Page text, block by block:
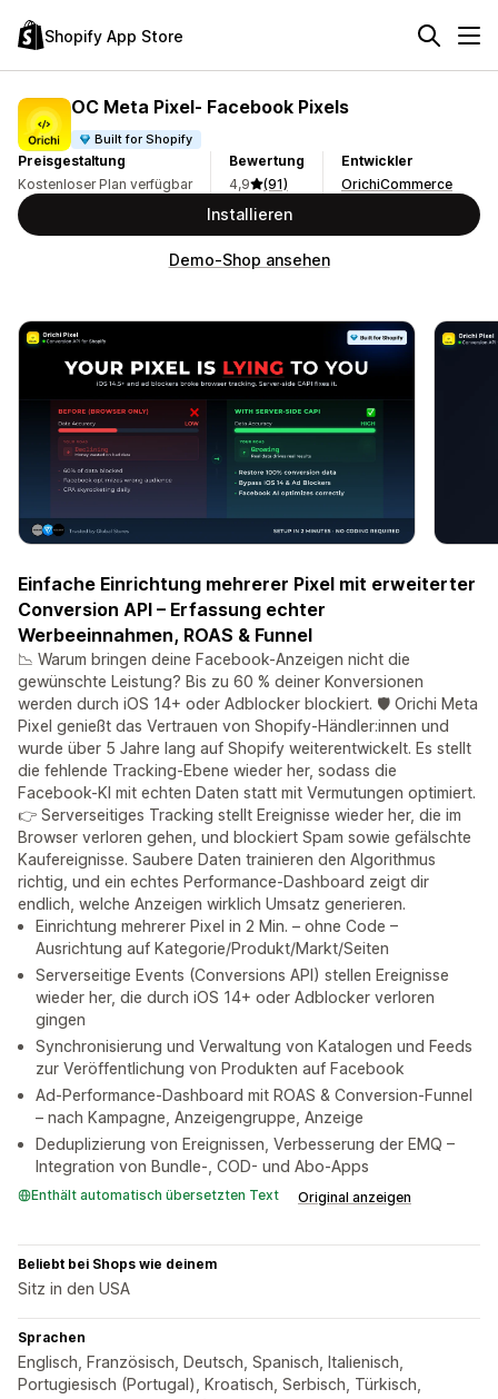
Shopify App Store
OC Meta Pixel‑ Facebook Pixels
Built for Shopify
Preisgestaltung
Kostenloser Plan verfügbar
Bewertung
4,9
(91)
Entwickler
OrichiCommerce
Installieren
Demo-Shop ansehen
Einfache Einrichtung mehrerer Pixel mit erweiterter
Conversion API – Erfassung echter
Werbeeinnahmen, ROAS & Funnel
📉 Warum bringen deine Facebook-Anzeigen nicht die
gewünschte Leistung? Bis zu 60 % deiner Konversionen
werden durch iOS 14+ oder Adblocker blockiert. 🛡️ Orichi Meta
Pixel genießt das Vertrauen von Shopify-Händler:innen und
wurde über 5 Jahre lang auf Shopify weiterentwickelt. Es stellt
die fehlende Tracking-Ebene wieder her, sodass die
Facebook-KI mit echten Daten statt mit Vermutungen optimiert.
👉 Serverseitiges Tracking stellt Ereignisse wieder her, die im
Browser verloren gehen, und blockiert Spam sowie gefälschte
Kaufereignisse. Saubere Daten trainieren den Algorithmus
richtig, und ein echtes Performance-Dashboard zeigt dir
endlich, welche Anzeigen wirklich Umsatz generieren.
Einrichtung mehrerer Pixel in 2 Min. – ohne Code –
Ausrichtung auf Kategorie/Produkt/Markt/Seiten
Serverseitige Events (Conversions API) stellen Ereignisse
wieder her, die durch iOS 14+ oder Adblocker verloren
gingen
Synchronisierung und Verwaltung von Katalogen und Feeds
zur Veröffentlichung von Produkten auf Facebook
Ad-Performance-Dashboard mit ROAS & Conversion-Funnel
– nach Kampagne, Anzeigengruppe, Anzeige
Deduplizierung von Ereignissen, Verbesserung der EMQ –
Integration von Bundle-, COD- und Abo-Apps
Enthält automatisch übersetzten Text Original anzeigen
Beliebt bei Shops wie deinem
Sitz in den USA
Sprachen
Englisch, Französisch, Deutsch, Spanisch, Italienisch,
Portugiesisch (Portugal), Kroatisch, Serbisch, Türkisch,